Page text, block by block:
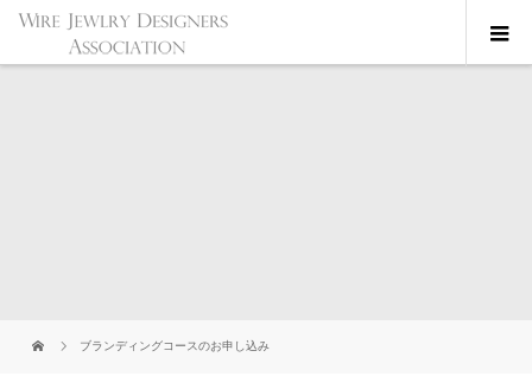
ブランディングコースのお申し込み